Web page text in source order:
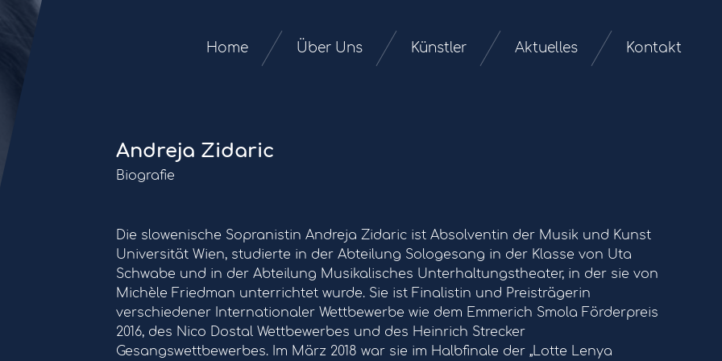
Home Über Uns Künstler Aktuelles Kontakt
Andreja Zidaric
Biografie
Die slowenische Sopranistin Andreja Zidaric ist Absolventin der Musik und Kunst
Universität Wien, studierte in der Abteilung Sologesang in der Klasse von Uta
Schwabe und in der Abteilung Musikalisches Unterhaltungstheater, in der sie von
Michèle Friedman unterrichtet wurde. Sie ist Finalistin und Preisträgerin
verschiedener Internationaler Wettbewerbe wie dem Emmerich Smola Förderpreis
2016, des Nico Dostal Wettbewerbes und des Heinrich Strecker
Gesangswettbewerbes. Im März 2018 war sie im Halbfinale der „Lotte Lenya